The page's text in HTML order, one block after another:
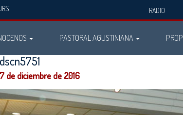
RADIO
PASTORAL AGUSTINIANA
dscn5751
7 de diciembre de 2016